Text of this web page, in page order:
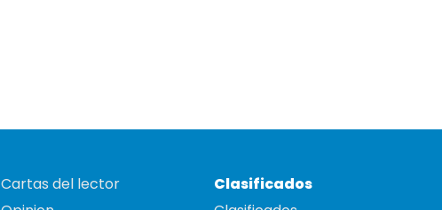
Cartas del lector
Clasificados